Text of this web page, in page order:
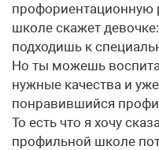
профориентационную
школе скажет
подходишь к
Но ты можешь
нужные качества и
понравившийся
То есть что я хочу
профильной школе